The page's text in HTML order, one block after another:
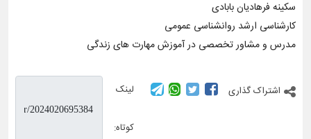
سکینه فرهادیان بابادی
کارشناسی ارشد روانشناسی عمومی
مدرس و مشاور تخصصی در آموزش مهارت های زندگی
اشتراک گذاری لینک
کوتاه: